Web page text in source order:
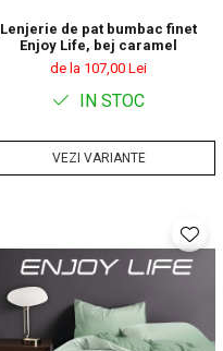
Lenjerie de pat bumbac finet
Enjoy Life, bej caramel
de la 107,00 Lei
IN STOC
VEZI VARIANTE